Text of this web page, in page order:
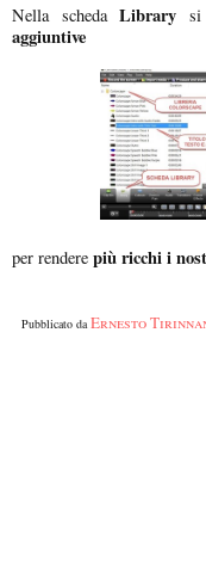
Nella schedaLibrary si
aggiuntive
per rendere più ricchi i
Pubblicato daErnesto